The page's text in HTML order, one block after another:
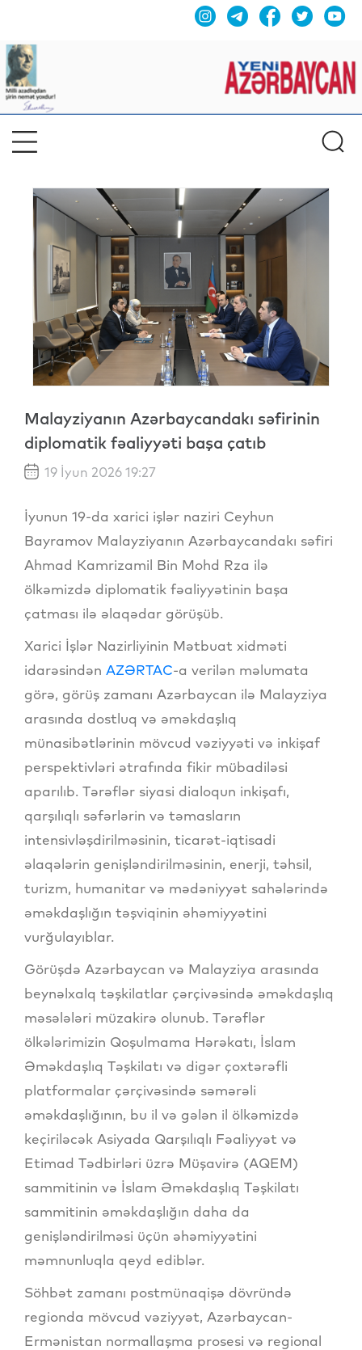
Malayziyanın Azərbaycandakı səfirinin
diplomatik fəaliyyəti başa çatıb
19 İyun 2026 19:27
İyunun 19-da xarici işlər naziri Ceyhun
Bayramov Malayziyanın Azərbaycandakı səfiri
Ahmad Kamrizamil Bin Mohd Rza ilə
ölkəmizdə diplomatik fəaliyyətinin başa
çatması ilə əlaqədar görüşüb.
Xarici İşlər Nazirliyinin Mətbuat xidməti
idarəsindən AZƏRTAC-a verilən məlumata
görə, görüş zamanı Azərbaycan ilə Malayziya
arasında dostluq və əməkdaşlıq
münasibətlərinin mövcud vəziyyəti və inkişaf
perspektivləri ətrafında fikir mübadiləsi
aparılıb. Tərəflər siyasi dialoqun inkişafı,
qarşılıqlı səfərlərin və təmasların
intensivləşdirilməsinin, ticarət-iqtisadi
əlaqələrin genişləndirilməsinin, enerji, təhsil,
turizm, humanitar və mədəniyyət sahələrində
əməkdaşlığın təşviqinin əhəmiyyətini
vurğulayıblar.
Görüşdə Azərbaycan və Malayziya arasında
beynəlxalq təşkilatlar çərçivəsində əməkdaşlıq
məsələləri müzakirə olunub. Tərəflər
ölkələrimizin Qoşulmama Hərəkatı, İslam
Əməkdaşlıq Təşkilatı və digər çoxtərəfli
platformalar çərçivəsində səmərəli
əməkdaşlığının, bu il və gələn il ölkəmizdə
keçiriləcək Asiyada Qarşılıqlı Fəaliyyət və
Etimad Tədbirləri üzrə Müşavirə (AQEM)
sammitinin və İslam Əməkdaşlıq Təşkilatı
sammitinin əməkdaşlığın daha da
genişləndirilməsi üçün əhəmiyyətini
məmnunluqla qeyd ediblər.
Söhbət zamanı postmünaqişə dövründə
regionda mövcud vəziyyət, Azərbaycan-
Ermənistan normallaşma prosesi və regional